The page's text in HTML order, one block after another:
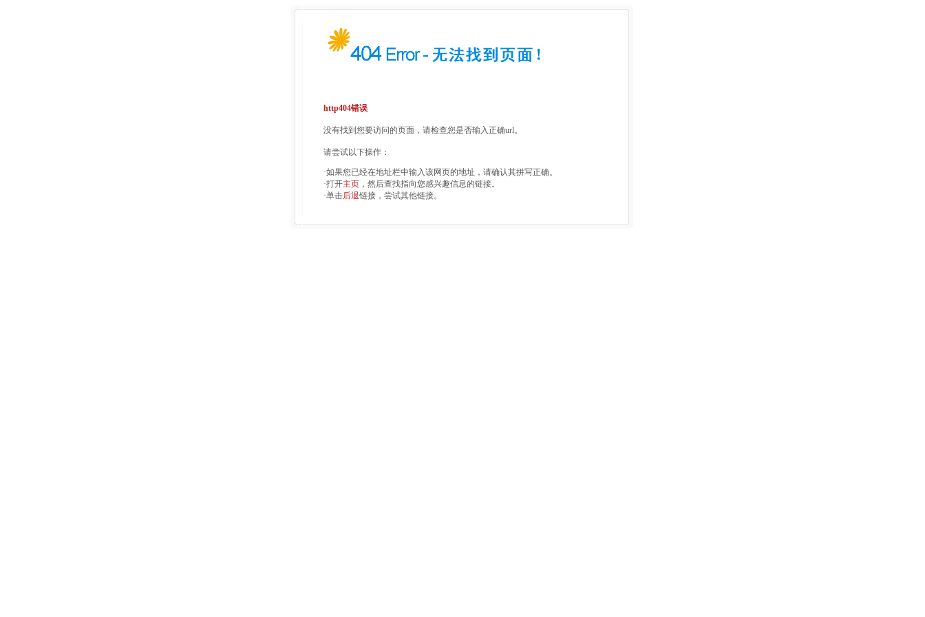
http404错误
没有找到您要访问的页面，请检查您是否输入正确url。
请尝试以下操作：
·如果您已经在地址栏中输入该网页的地址，请确认其拼写正确。
·打开主页 ，然后查找指向您感兴趣信息的链接。
·单击后退链接，尝试其他链接。